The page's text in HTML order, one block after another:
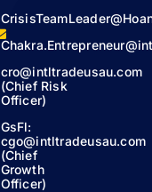
cro@intltradeusau.com
(Chief Risk
Officer)
GsFl:
cgo@intltradeusau.com
(Chief
Growth
Officer)